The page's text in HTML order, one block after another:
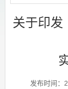
关于印发
发布时间：